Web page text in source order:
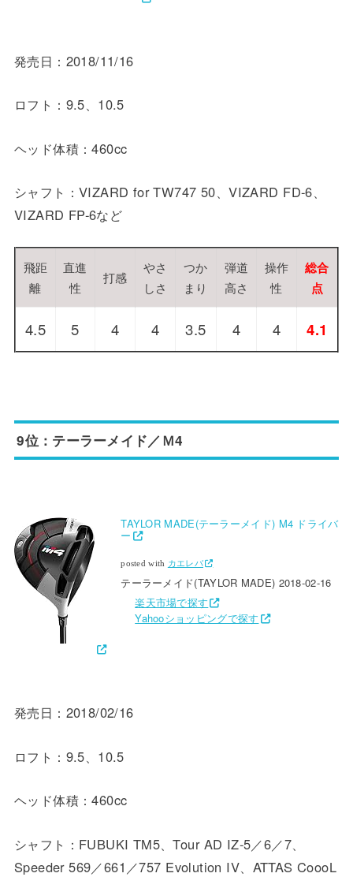
発売日：2018/11/16
ロフト：9.5、10.5
ヘッド体積：460cc
シャフト：VIZARD for TW747 50、VIZARD FD-6、
VIZARD FP-6など
飛距
離
直進
性
打感
やさ
しさ
つか
まり
弾道
高さ
操作
性
総合
点
4.5 5 4 4 3.5 4 4 4.1
9位：テーラーメイド／Ｍ4
TAYLOR MADE(テーラーメイド) M4 ドライバ
ー
posted with カエレバ
テーラーメイド(TAYLOR MADE) 2018-02-16
楽天市場で探す
Yahooショッピングで探す
発売日：2018/02/16
ロフト：9.5、10.5
ヘッド体積：460cc
シャフト：FUBUKI TM5、Tour AD IZ-5／6／7、
Speeder 569／661／757 Evolution IV、ATTAS CoooL